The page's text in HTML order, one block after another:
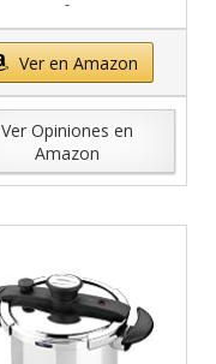
Ver en Amazon
Ver Opiniones en
Amazon